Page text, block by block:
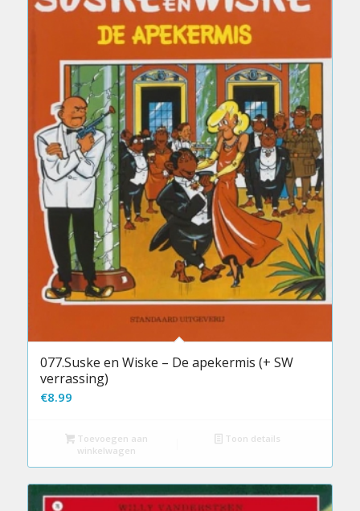
077.Suske en Wiske – De apekermis (+ SW
verrassing)
€8.99
Toevoegen aan
winkelwagen
Toon details